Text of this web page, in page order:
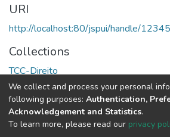
URI
http://localhost:80/jspui/handle/
Collections
TCC-Direito
Full item page
We collect and process your personal
following purposes: Authentication,
Acknowledgement and Statistics.
To learn more, please read our privacy